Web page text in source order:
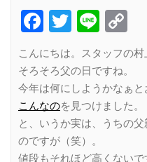
Facebook
Twitter
Line
こんにちは。スタッフの村
そろそろ父の日ですね。
今年は何にしようかなぁと
こんなのを見つけました。
と、いうか実は、うちの
のですが（笑）。
値段もそれほど高くないで